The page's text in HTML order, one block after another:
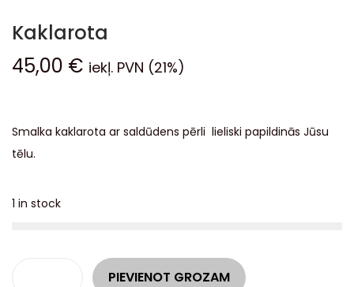
Kaklarota
45,00 € iekļ. PVN (21%)
Smalka kaklarota ar saldūdens pērli lieliski papildinās Jūsu
tēlu.
1 in stock
PIEVIENOT GROZAM